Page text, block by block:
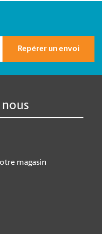
Repérer un envoi
nous
magasin